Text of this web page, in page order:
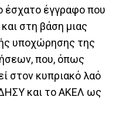
έσχατο έγγραφο που
στη βάση μιας
υποχώρησης της
που, όπως
στον κυπριακό λαό
και το ΑΚΕΛ ως